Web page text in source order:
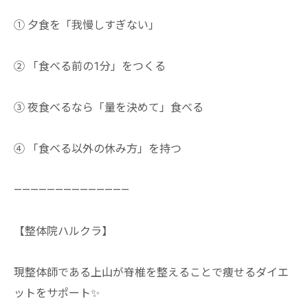
① 夕食を「我慢しすぎない」
② 「食べる前の1分」をつくる
③ 夜食べるなら「量を決めて」食べる
④ 「食べる以外の休み方」を持つ
——————————————
【整体院ハルクラ】
現整体師である上山が脊椎を整えることで痩せるダイエ
ットをサポート✨